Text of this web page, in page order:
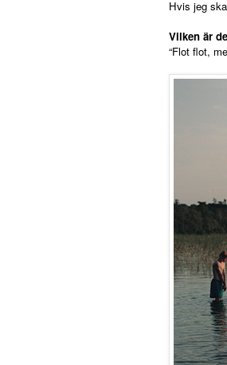
Hvis jeg
Vilken är
“Flot flot,